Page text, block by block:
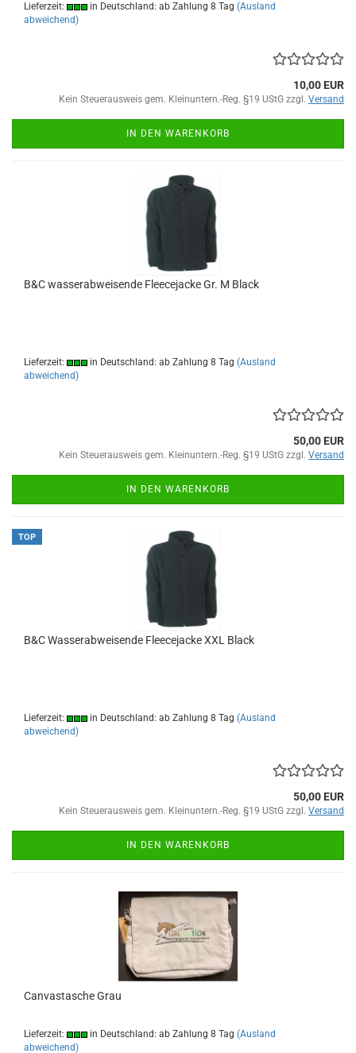
Lieferzeit: in Deutschland: ab Zahlung 8 Tag (Ausland
abweichend)
10,00 EUR
Kein Steuerausweis gem. Kleinuntern.-Reg. §19 UStG zzgl. Versand
IN DEN WARENKORB
B&C wasserabweisende Fleecejacke Gr. M Black
Lieferzeit: in Deutschland: ab Zahlung 8 Tag (Ausland
abweichend)
50,00 EUR
Kein Steuerausweis gem. Kleinuntern.-Reg. §19 UStG zzgl. Versand
IN DEN WARENKORB
TOP
B&C Wasserabweisende Fleecejacke XXL Black
Lieferzeit: in Deutschland: ab Zahlung 8 Tag (Ausland
abweichend)
50,00 EUR
Kein Steuerausweis gem. Kleinuntern.-Reg. §19 UStG zzgl. Versand
IN DEN WARENKORB
Canvastasche Grau
Lieferzeit: in Deutschland: ab Zahlung 8 Tag (Ausland
abweichend)